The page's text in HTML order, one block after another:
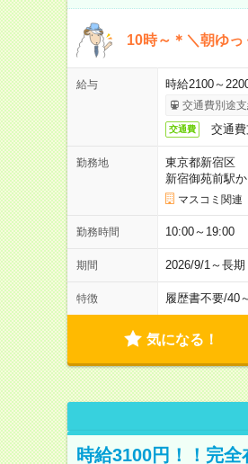
10時～＊＼朝ゆ
給与 時給2100～
交通費別途支
交通費 交通費
勤務地
東京都新宿区
新宿御苑前駅
マスコミ関連
勤務時間 10:00～19:00
期間 2026/9/1～長
特徴 履歴書不要/40
気になる！
時給3100円！！完